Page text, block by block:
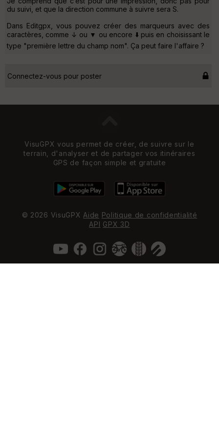
du suivi, et que la direction commune à suivre sera S.
Dans Editgpx, vous pouvez créer des marqueurs avec des
caractères, comme ↓ ou ▼ ou encore ⬇️ puis en choisissant le
type "première lettre du champ nom". Ça peut faire l'affaire ?
Connectez-vous pour poster
VisuGPX vous permet de créer, de suivre sur le
terrain, d'analyser et de partager vos itinéraires
GPS de façon simple et gratuite
© 2026 VisuGPXAide Politique de confidentialité
API
GPX 3D